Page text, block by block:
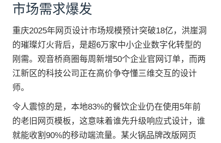
市场需求爆发
重庆2025年网页设计市场规模预计突破18亿，洪崖洞
的璀璨灯火背后，是超6万家中小企业数字化转型的
刚需。观音桥商圈每周新增50个企业官网订单，而两
江新区的科技公司正在高价争夺懂三维交互的设计
师。
令人震惊的是，本地83%的餐饮企业仍在使用5年前
的老旧网页模板，这意味着谁先升级响应式设计，谁
就能收割90%的移动端流量。某火锅品牌改版网页